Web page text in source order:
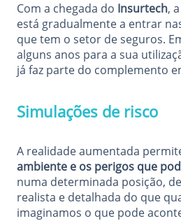
Com a chegada do Insurtech,
está gradualmente a entrar
que tem o setor de seguros.
alguns anos para a sua
já faz parte do complemento
Simulações de risco
A realidade aumentada
ambiente e os perigos que
numa determinada posição,
realista e detalhada do que
imaginamos o que pode